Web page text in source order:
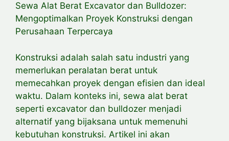
Sewa Alat Berat Excavator dan Bulldozer:
Mengoptimalkan Proyek Konstruksi dengan
Perusahaan Terpercaya
Konstruksi adalah salah satu industri yang
memerlukan peralatan berat untuk
memecahkan proyek dengan efisien dan ideal
waktu. Dalam konteks ini, sewa alat berat
seperti excavator dan bulldozer menjadi
alternatif yang bijaksana untuk memenuhi
kebutuhan konstruksi. Artikel ini akan